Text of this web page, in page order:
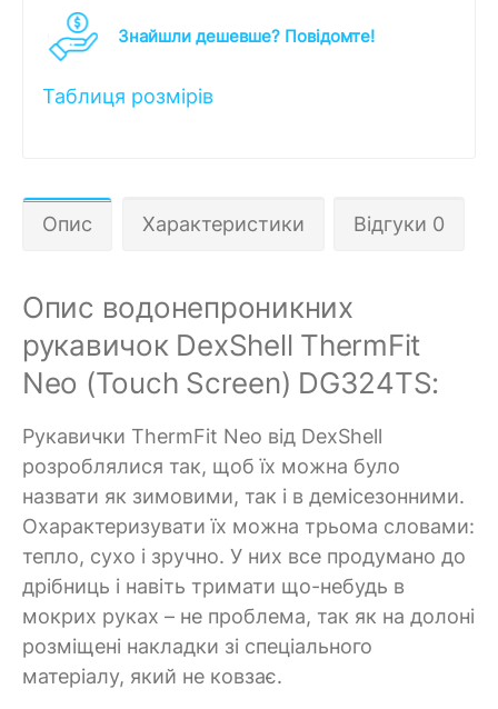
Знайшли дешевше? Повідомте!
Таблиця розмірів
Опис Характеристики Відгуки 0
Опис водонепроникних
рукавичок DexShell ThermFit
Neo (Touch Screen) DG324TS:
Рукавички ThermFit Neo від DexShell
розроблялися так, щоб їх можна було
назвати як зимовими, так і в демісезонними.
Охарактеризувати їх можна трьома словами:
тепло, сухо і зручно. У них все продумано до
дрібниць і навіть тримати що-небудь в
мокрих руках – не проблема, так як на долоні
розміщені накладки зі спеціального
матеріалу, який не ковзає.